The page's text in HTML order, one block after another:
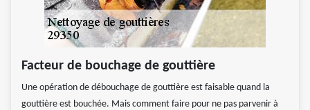
Facteur de bouchage de gouttière
Une opération de débouchage de gouttière est faisable quand la
gouttière est bouchée. Mais comment faire pour ne pas parvenir à